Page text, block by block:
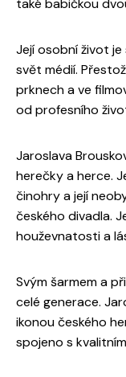
také babičkou
Její osobní život
svět médií.
prknech a ve
od profesního
Jaroslava
herečky a herce.
činohry a její
českého divadla.
houževnatosti a
Svým šarmem a
celé generace.
ikonou českého
spojeno s